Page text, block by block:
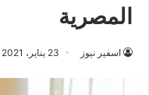
المصرية
اسفير نيوز 23 يناير، 2021